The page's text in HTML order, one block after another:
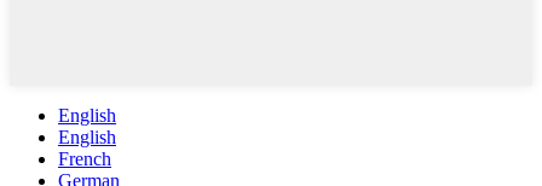
English
English
French
German